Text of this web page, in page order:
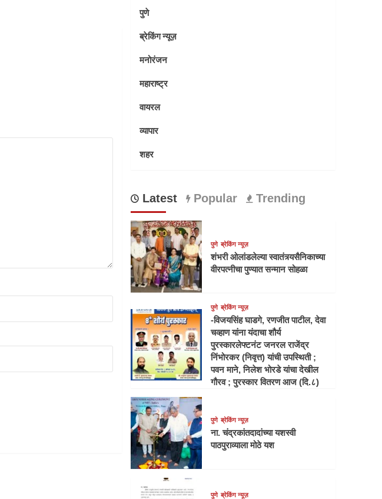
पुणे
ब्रेकिंग न्यूज़
मनोरंजन
महाराष्ट्र
वायरल
व्यापार
शहर
Latest Popular Trending
पुणे ब्रेकिंग न्यूज़
शंभरी ओलांडलेल्या स्वातंत्र्यसैनिकाच्या
वीरपत्नीचा पुण्यात सन्मान सोहळा
पुणे ब्रेकिंग न्यूज़
-विजयसिंह घाडगे, रणजीत पाटील, देवा
चव्हाण यांना यंदाचा शौर्य
पुरस्कारलेफ्टनंट जनरल राजेंद्र
निंभोरकर (निवृत्त) यांची उपस्थिती ;
पवन माने, निलेश भोरडे यांचा देखील
गौरव ; पुरस्कार वितरण आज (दि.८)
पुणे ब्रेकिंग न्यूज़
ना. चंद्रकांतदादांच्या यशस्वी
पाठपुराव्याला मोठे यश
पुणे ब्रेकिंग न्यूज़